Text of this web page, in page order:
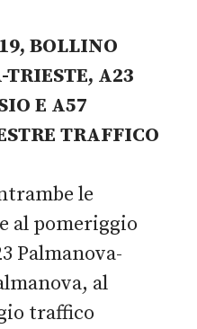
BOLLINO
A23
E A57
TRAFFICO
le
al pomeriggio
Palmanova-
al
traffico